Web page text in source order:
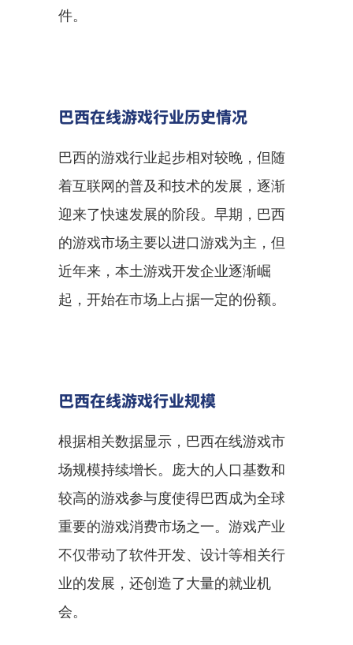
件。
巴西在线游戏行业历史情况
巴西的游戏行业起步相对较晚，但随
着互联网的普及和技术的发展，逐渐
迎来了快速发展的阶段。早期，巴西
的游戏市场主要以进口游戏为主，但
近年来，本土游戏开发企业逐渐崛
起，开始在市场上占据一定的份额。
巴西在线游戏行业规模
根据相关数据显示，巴西在线游戏市
场规模持续增长。庞大的人口基数和
较高的游戏参与度使得巴西成为全球
重要的游戏消费市场之一。游戏产业
不仅带动了软件开发、设计等相关行
业的发展，还创造了大量的就业机
会。